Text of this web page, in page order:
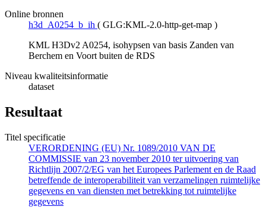
Online bronnen
h3d_A0254_b_ih ( GLG:KML-2.0-http-get-map )
KML H3Dv2 A0254, isohypsen van basis Zanden van
Berchem en Voort buiten de RDS
Niveau kwaliteitsinformatie
dataset
Resultaat
Titel specificatie
VERORDENING (EU) Nr. 1089/2010 VAN DE
COMMISSIE van 23 november 2010 ter uitvoering van
Richtlijn 2007/2/EG van het Europees Parlement en de Raad
betreffende de interoperabiliteit van verzamelingen ruimtelijke
gegevens en van diensten met betrekking tot ruimtelijke
gegevens